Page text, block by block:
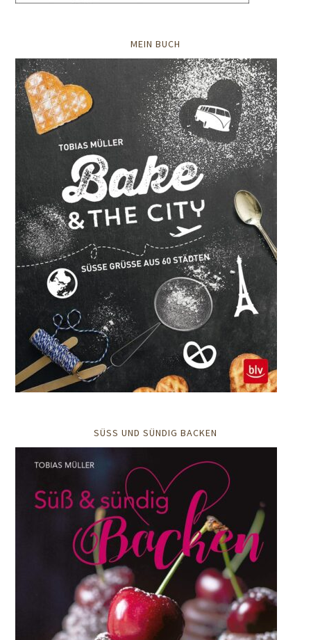
MEIN BUCH
SÜSS UND SÜNDIG BACKEN